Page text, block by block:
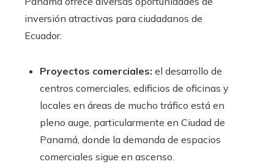
inversión atractivas para ciudadanos de
Ecuador:
Proyectos comerciales: el desarrollo de
centros comerciales, edificios de oficinas y
locales en áreas de mucho tráfico está en
pleno auge, particularmente en Ciudad de
Panamá, donde la demanda de espacios
comerciales sigue en ascenso.